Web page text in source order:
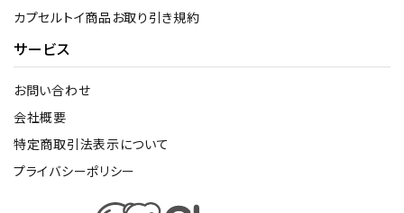
カプセルトイ商品お取り引き規約
サービス
お問い合わせ
会社概要
特定商取引法表示について
プライバシーポリシー